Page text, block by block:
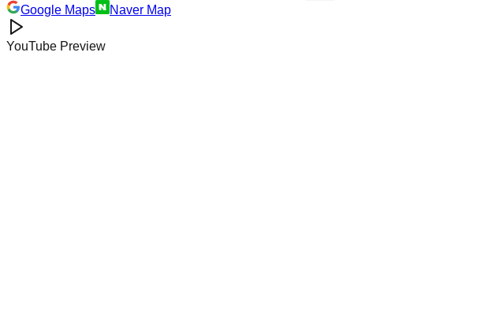
Google Maps
Naver Map
YouTube Preview